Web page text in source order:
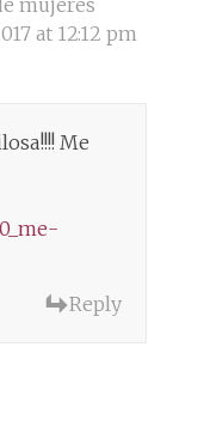
mujeres
at 12:12 pm
Me
Reply